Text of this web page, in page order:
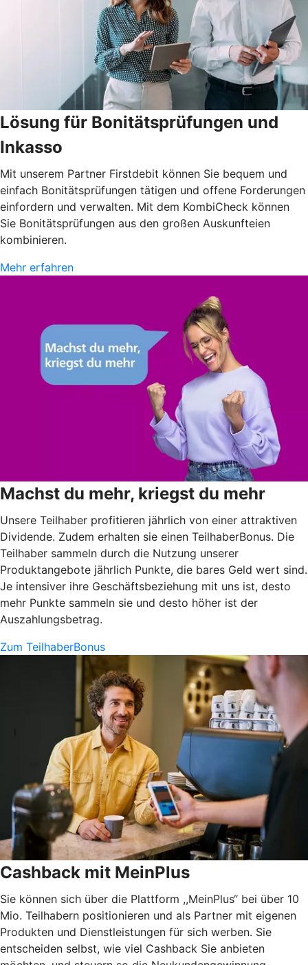
Lösung für Bonitätsprüfungen und
Inkasso
Mit unserem Partner Firstdebit können Sie bequem und
einfach Bonitätsprüfungen tätigen und offene Forderungen
einfordern und verwalten. Mit dem KombiCheck können
Sie Bonitätsprüfungen aus den großen Auskunfteien
kombinieren.
Mehr erfahren
Machst du mehr, kriegst du mehr
Unsere Teilhaber profitieren jährlich von einer attraktiven
Dividende. Zudem erhalten sie einen TeilhaberBonus. Die
Teilhaber sammeln durch die Nutzung unserer
Produktangebote jährlich Punkte, die bares Geld wert sind.
Je intensiver ihre Geschäftsbeziehung mit uns ist, desto
mehr Punkte sammeln sie und desto höher ist der
Auszahlungsbetrag.
Zum TeilhaberBonus
Cashback mit MeinPlus
Sie können sich über die Plattform ,,MeinPlus“ bei über 10
Mio. Teilhabern positionieren und als Partner mit eigenen
Produkten und Dienstleistungen für sich werben. Sie
entscheiden selbst, wie viel Cashback Sie anbieten